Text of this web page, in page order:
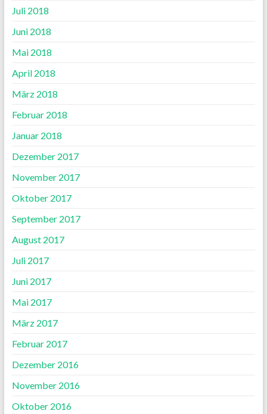
Juli 2018
Juni 2018
Mai 2018
April 2018
März 2018
Februar 2018
Januar 2018
Dezember 2017
November 2017
Oktober 2017
September 2017
August 2017
Juli 2017
Juni 2017
Mai 2017
März 2017
Februar 2017
Dezember 2016
November 2016
Oktober 2016